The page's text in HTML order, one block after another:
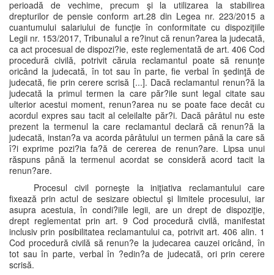
perioadă de vechime, precum şi la utilizarea la stabilirea
drepturilor de pensie conform art.28 din Legea nr. 223/2015 a
cuantumului salariului de funcţie în conformitate cu dispoziţiile
Legii nr. 153/2017, Tribunalul a re?inut că renun?area la judecată,
ca act procesual de dispozi?ie, este reglementată de art. 406 Cod
procedură civilă, potrivit căruia reclamantul poate să renunţe
oricând la judecată, în tot sau în parte, fie verbal în şedinţă de
judecată, fie prin cerere scrisă [...]. Dacă reclamantul renun?ă la
judecată la primul termen la care păr?ile sunt legal citate sau
ulterior acestui moment, renun?area nu se poate face decât cu
acordul expres sau tacit al celeilalte păr?i. Dacă pârâtul nu este
prezent la termenul la care reclamantul declară că renun?ă la
judecată, instan?a va acorda pârâtului un termen până la care să
î?i exprime pozi?ia fa?ă de cererea de renun?are. Lipsa unui
răspuns până la termenul acordat se consideră acord tacit la
renun?are.
Procesul civil porneşte la iniţiativa reclamantului care
fixează prin actul de sesizare obiectul şi limitele procesului, iar
asupra acestuia, în condi?iile legii, are un drept de dispoziţie,
drept reglementat prin art. 9 Cod procedură civilă, manifestat
inclusiv prin posibilitatea reclamantului ca, potrivit art. 406 alin. 1
Cod procedură civilă să renun?e la judecarea cauzei oricând, în
tot sau în parte, verbal în ?edin?a de judecată, ori prin cerere
scrisă.